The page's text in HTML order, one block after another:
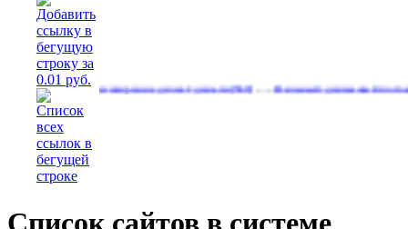
Расширение делает деньги(569)…Реальный денежный поток(600)…